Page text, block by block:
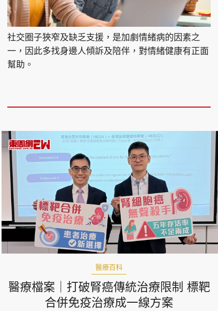
社交圈子狹窄及缺乏支援，是加劇情緒病的因素之
一，因此多找身邊人傾訴及陪伴，對情緒健康有正面
幫助。
醫療百科
醫療檔案｜打破腎癌傳統治療限制 標靶
合併免疫治療成一線方案